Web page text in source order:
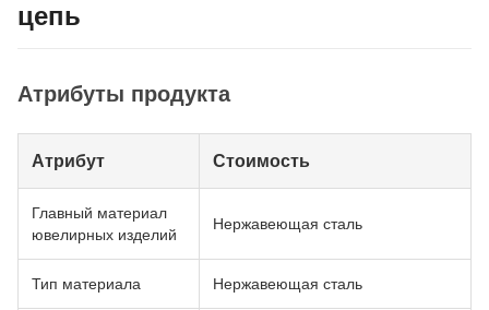
цепь
Атрибуты продукта
Атрибут Стоимость
Главный материал
ювелирных изделий
Нержавеющая сталь
Тип материала Нержавеющая сталь